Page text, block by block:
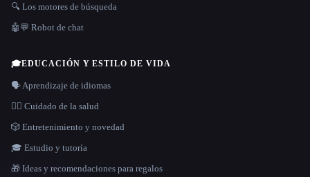
🔍 Los motores de búsqueda
🤖💬 Robot de chat
🎓EDUCACIÓN Y ESTILO DE VIDA
🗣️ Aprendizaje de idiomas
👩‍⚕️ Cuidado de la salud
🎲 Entretenimiento y novedad
🎓 Estudio y tutoría
🎁 Ideas y recomendaciones para regalos